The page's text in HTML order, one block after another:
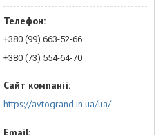
+380 (99) 663-52-66
+380 (73) 554-64-70
https://avtogrand.in.ua/ua/